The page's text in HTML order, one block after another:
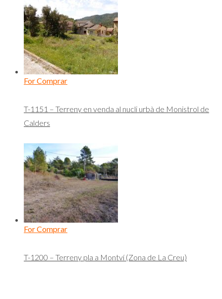
For Comprar
T-1151 – Terreny en venda al nucli urbà de Monistrol de
Calders
For Comprar
T-1200 – Terreny pla a Montví (Zona de La Creu)